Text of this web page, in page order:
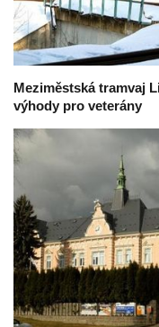
Meziměstská tramvaj
výhody pro veterány